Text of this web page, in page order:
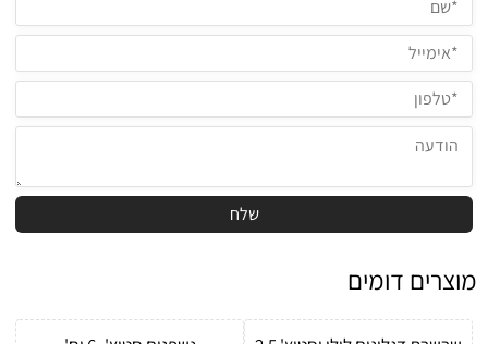
מוצרים דומים